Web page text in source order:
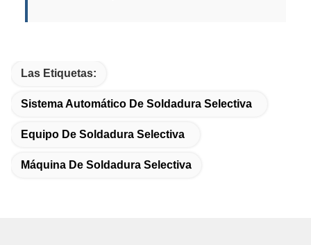
Las Etiquetas:
Sistema Automático De Soldadura Selectiva
Equipo De Soldadura Selectiva
Máquina De Soldadura Selectiva